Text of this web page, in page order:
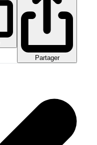
Partager